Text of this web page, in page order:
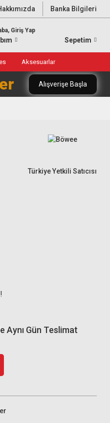
Banka Bilgileri
Giriş Yap
Sepetim
Aksesuarlar
Alışverişe Başla
Türkiye Yetkili Satıcısı
Aynı Gün Teslimat